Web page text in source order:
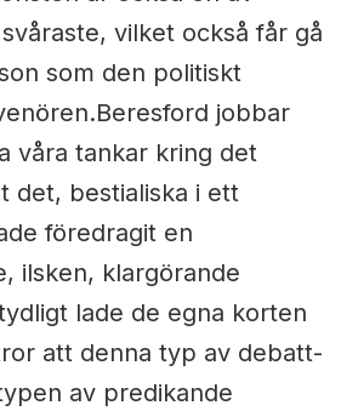
vilket också får gå
som den politiskt
jobbar
våra tankar kring det
det, bestialiska i ett
föredragit en
ilsken, klargörande
lade de egna korten
att denna typ av debatt-
av predikande